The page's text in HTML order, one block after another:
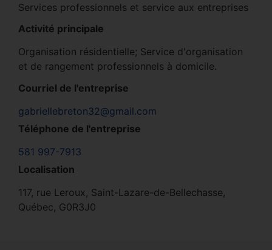
Services professionnels et service aux entreprises
Activité principale
Organisation résidentielle; Service d'organisation
et de rangement professionnels à domicile.
Courriel de l'entreprise
gabriellebreton32@gmail.com
Téléphone de l'entreprise
581 997-7913
Localisation
117, rue Leroux, Saint-Lazare-de-Bellechasse,
Québec, G0R3J0